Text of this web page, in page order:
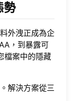
勢
外洩正成為企
，到暴露可
檔案中的隱藏
解決方案從三